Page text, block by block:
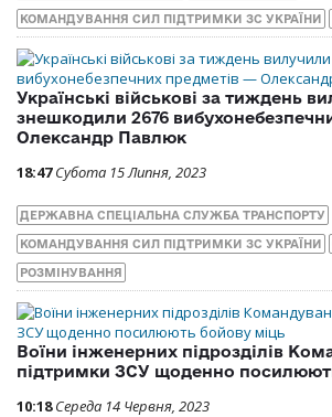
КОМАНДУВАННЯ СИЛ ПІДТРИМКИ ЗС УКРАЇНИ
Українські військові за тиждень
знешкодили 2676
Олександр Павлюк
18:47 Субота 15 Липня, 2023
ДЕРЖАВНА СПЕЦІАЛЬНА СЛУЖБА ТРАНСПОРТУ
КОМАНДУВАННЯ СИЛ ПІДТРИМКИ ЗС УКРАЇНИ
РОЗМІНУВАННЯ
Воїни інженерних підрозділів
підтримки ЗСУ щоденно
10:18 Середа 14 Червня, 2023